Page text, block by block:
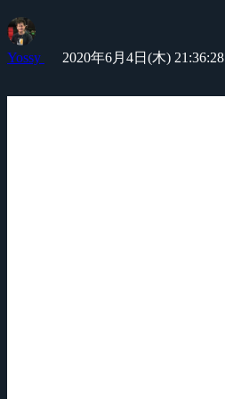
Yossy 2020年6月4日(木) 21:36:28